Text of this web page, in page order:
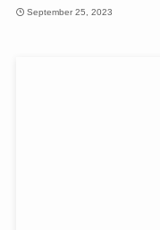
September 25, 2023